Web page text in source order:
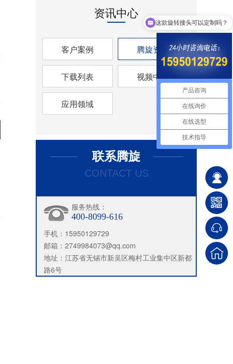
资讯中心
客户案例 腾旋资讯
下载列表 视频中心
应用领域
联系腾旋
CONTACT US
服务热线：
400-8099-616
手机：15950129729
邮箱：2749984073@qq.com
地址：江苏省无锡市新吴区梅村工业集中区新都
路6号
产品咨询
在线询价
在线选型
技术指导
这款旋转接头可以定制吗？